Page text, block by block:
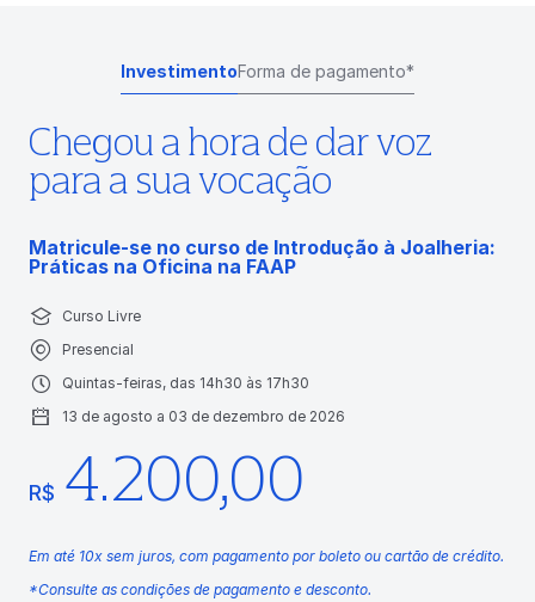
InvestimentoForma de pagamento*
Chegou a hora de dar voz
para a sua vocação
Matricule-se no curso de Introdução à Joalheria:
Práticas na Oficina na FAAP
Curso Livre
Presencial
Quintas-feiras, das 14h30 às 17h30
13 de agosto a 03 de dezembro de 2026
R$ 4.200,00
Em até 10x sem juros, com pagamento por boleto ou cartão de crédito.
*Consulte as condições de pagamento e desconto.